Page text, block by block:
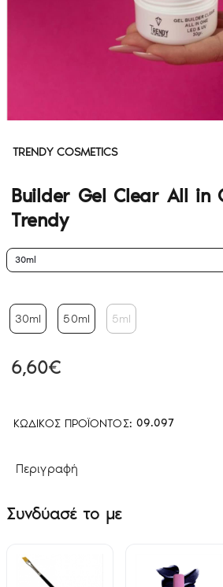
TRENDY COSMETICS
Builder Gel Clear All in
Trendy
ΚΩΔΙΚΌΣ ΠΡΟΪΌΝΤΟΣ: 09.097
6,60€
30ml
30ml 50ml 5ml
Περιγραφή
Συνδύασέ το με